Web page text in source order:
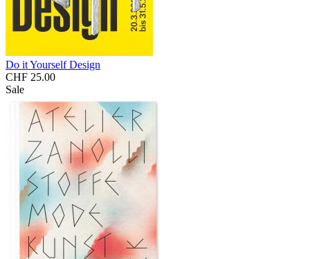
Do it Yourself Design
CHF 25.00
Sale